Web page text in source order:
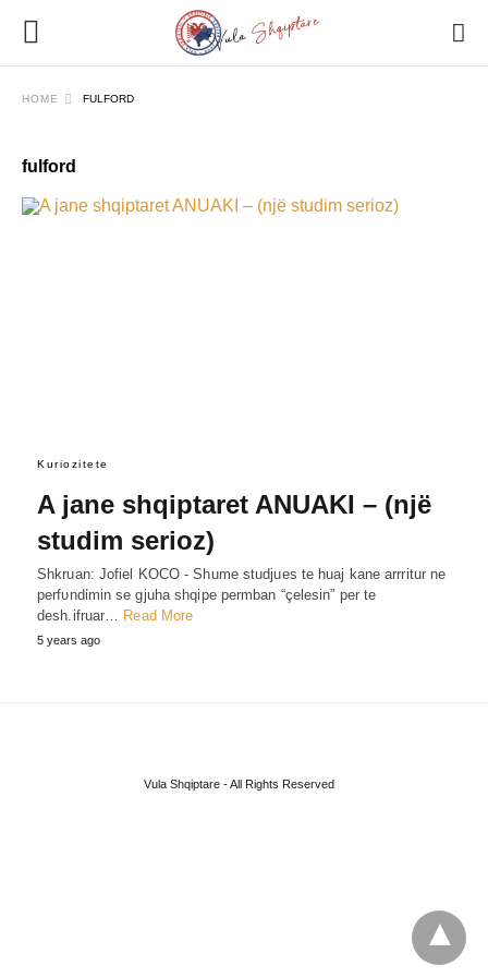
HOME FULFORD
fulford
Kuriozitete
A jane shqiptaret ANUAKI – (një
studim serioz)
Shkruan: Jofiel KOCO - Shume studjues te huaj kane arrritur ne
perfυndίmin se gjuha shqipe permban “çelesin” per te
desh.ifruar… Read More
5 years ago
Vula Shqiptare - All Rights Reserved